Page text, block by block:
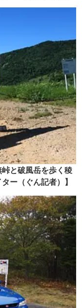
と破風岳を歩く稜
ー（ぐん記者）】